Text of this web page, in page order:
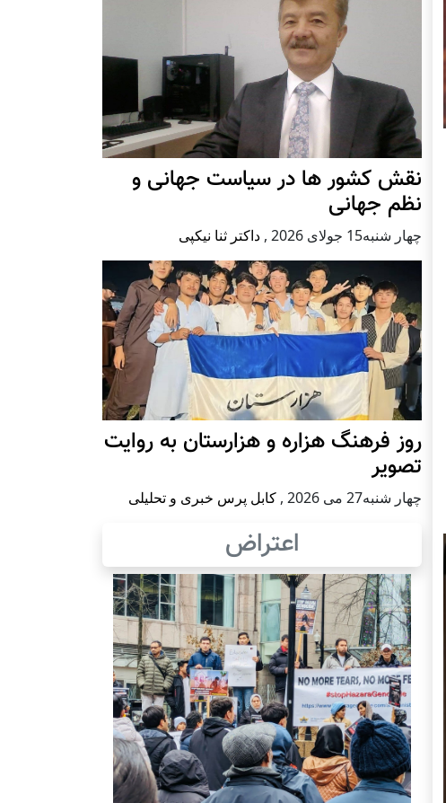
نقش کشور ها در سیاست جهانی و
نظم جهانی
چهار شنبه15 جولای 2026 , داکتر ثنا نیکپی
روز فرهنگ هزاره و هزارستان به روایت
تصویر
چهار شنبه27 می 2026 , کابل پرس خبری و تحلیلی
اعتراض